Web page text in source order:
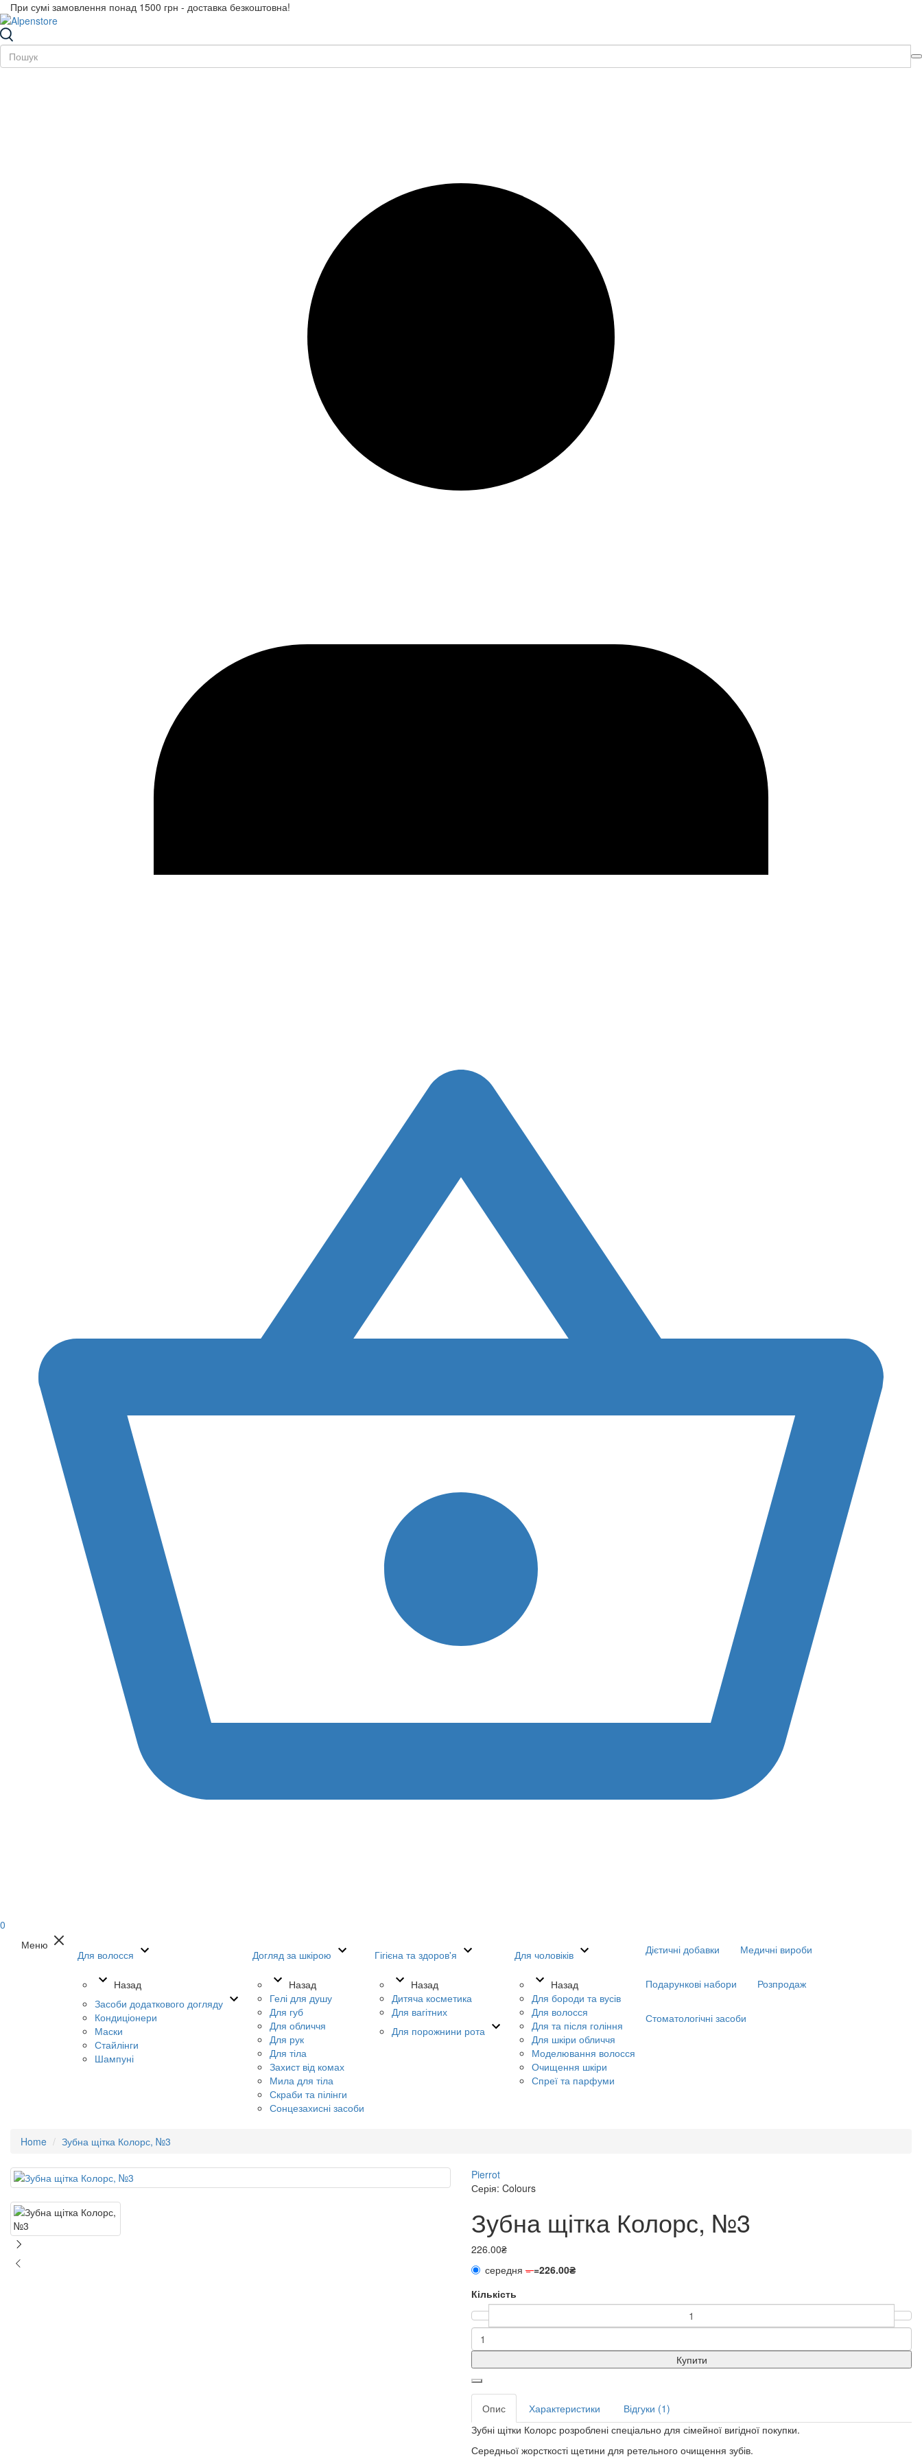
При сумі замовлення понад 1500 грн - доставка безкоштовна!
0
Меню
Для волосся
Назад
Засоби додаткового догляду
Кондиціонери
Маски
Стайлінги
Шампуні
Догляд за шкірою
Назад
Гелі для душу
Для губ
Для обличчя
Для рук
Для тіла
Захист від комах
Мила для тіла
Скраби та пілінги
Сонцезахисні засоби
Гігієна та здоров'я
Назад
Дитяча косметика
Для вагітних
Для порожнини рота
Для чоловіків
Назад
Для бороди та вусів
Для волосся
Для та після гоління
Для шкіри обличчя
Моделювання волосся
Очищення шкіри
Спреї та парфуми
Дієтичні добавки Медичні вироби
Подарункові набори Розпродаж
Стоматологічні засоби
Home Зубна щітка Колорс, №3
Pierrot
Серія: Colours
Зубна щітка Колорс, №3
226.00₴
середня ==226.00₴
Кількість
Купити
Опис Характеристики
Відгуки (1)
Зубні щітки Колорс розроблені спеціально для сімейної вигідної покупки.
Середньої жорсткості щетини для ретельного очищення зубів.